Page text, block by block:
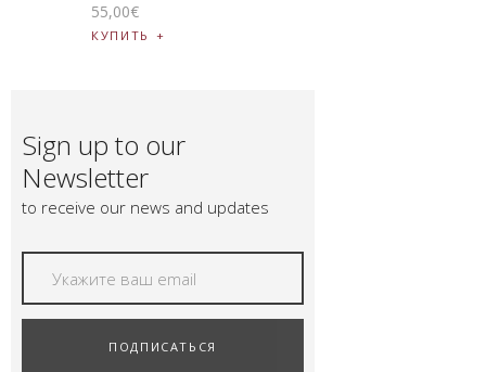
55,00€
КУПИТЬ
Sign up to our
Newsletter
to receive our news and updates
ПОДПИСАТЬСЯ